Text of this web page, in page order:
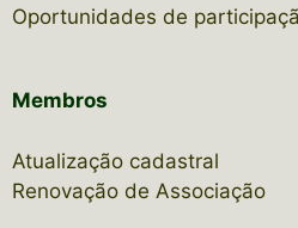
Oportunidades de
Membros
Atualização cadastral
Renovação de Associação